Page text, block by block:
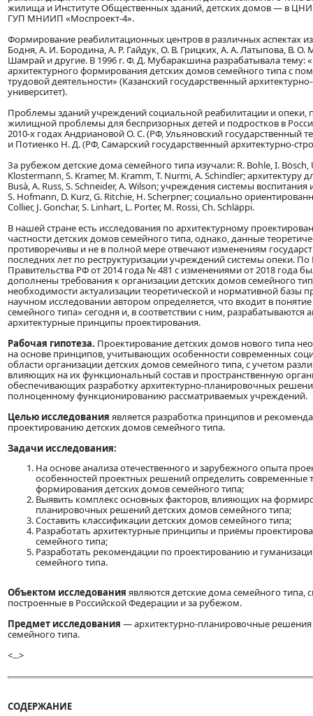
жилища и Институте Общественных зданий, детских домов — в
ГУП МНИИП «Моспроект-4».
Формирование реабилитационных центров в различных аспектах
Бодня, А. И. Бородина, А. Р. Гайдук, О. В. Грицких, А. А. Латыпова, В. О.
Шамрай и другие. В 1996 г. Ф. Д. Мубаракшина разрабатывала тему:
архитектурного формирования детских домов семейного типа с
трудовой деятельности» (Казанский государственный
университет).
Проблемы зданий учреждений социальной реабилитации и опеки,
жилищной проблемы для беспризорных детей и подростков в
2010-х годах Андриановой О. С. (РФ, Ульяновский государственный
и Потиенко Н. Д. (РФ, Самарский государственный архитектурно-
За рубежом детские дома семейного типа изучали: R. Bohle, I. Bösch,
Klostermann, S. Kramer, M. Kramm, T. Nurmi, A. Schindler; архитектуру
Busà, A. Russ, S. Schneider, A. Wilson; учреждения системы
S. Hofmann, D. Kurz, G. Ritchie, H. Scherpner; социально
Collier, J. Gonchar, S. Linhart, L. Porter, M. Rossi, Ch. Schläppi.
В нашей стране есть исследования по архитектурному
частности детских домов семейного типа, однако, данные
противоречивы и не в полной мере отвечают изменениям
последних лет по реструктуризации учреждений системы опеки.
Правительства РФ от 2014 года № 481 с изменениями от 2018 года
дополнены требования к организации детских домов семейного
необходимости актуализации теоретической и нормативной базы
научном исследовании автором определяется, что входит в
семейного типа» сегодня и, в соответствии с ним, разрабатываются
архитектурные принципы проектирования.
Рабочая гипотеза. Проектирование детских домов нового типа
на основе принципов, учитывающих особенности современных
области организации детских домов семейного типа, с учетом
влияющих на их функциональный состав и пространственную
обеспечивающих разработку архитектурно-планировочных
полноценному функционированию рассматриваемых учреждений.
Целью исследования является разработка принципов и
проектированию детских домов семейного типа.
Задачи исследования:
На основе анализа отечественного и зарубежного опыта
особенностей проектных решений определить современные
формирования детских домов семейного типа;
Выявить комплекс основных факторов, влияющих на
планировочных решений детских домов семейного типа;
Составить классификации детских домов семейного типа;
Разработать архитектурные принципы и приёмы
семейного типа;
Разработать рекомендации по проектированию и
семейного типа.
Объектом исследования являются детские дома семейного типа,
построенные в Российской Федерации и за рубежом.
Предмет исследования — архитектурно-планировочные решения
семейного типа.
<...>
СОДЕРЖАНИЕ